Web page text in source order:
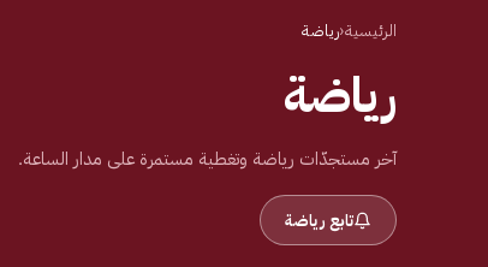
الرئيسية‹رياضة
رياضة
آخر مستجدّات رياضة وتغطية مستمرة على مدار الساعة.
تابع رياضة